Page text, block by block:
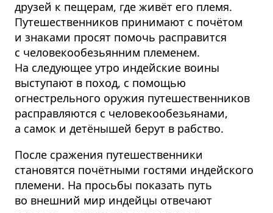
друзей к пещерам, где живёт его племя.
Путешественников принимают с почётом
и знаками просят помочь расправится
с человеко­о­бе­зьянним племенем.
На следующее утро индейские воины
выступают в поход, с помощью
огнестрельного оружия путешественников
расправляются с человеко­о­бе­зьянами,
а самок и детёнышей берут в рабство.
После сражения путешественники
становятся почётными гостями индейского
племени. На просьбы показать путь
во внешний мир индейцы отвечают